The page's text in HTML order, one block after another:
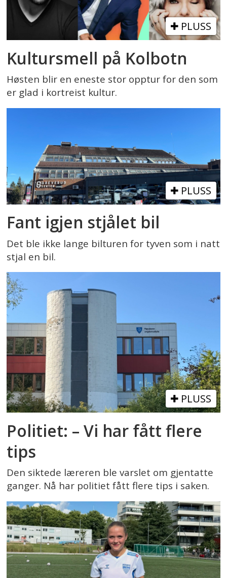
PLUSS
Kultursmell på Kolbotn
Høsten blir en eneste stor opptur for den som
er glad i kortreist kultur.
PLUSS
Fant igjen stjålet bil
Det ble ikke lange bilturen for tyven som i natt
stjal en bil.
PLUSS
Politiet: – Vi har fått flere
tips
Den siktede læreren ble varslet om gjentatte
ganger. Nå har politiet fått flere tips i saken.